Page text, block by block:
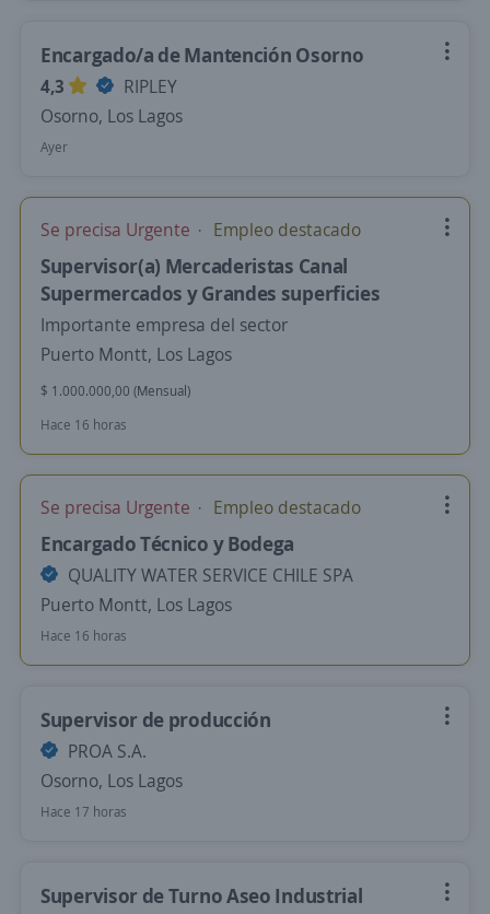
Encargado/a de Mantención Osorno
4,3
RIPLEY
Osorno, Los Lagos
Ayer
Se precisa Urgente Empleo destacado
Supervisor(a) Mercaderistas Canal
Supermercados y Grandes superficies
Importante empresa del sector
Puerto Montt, Los Lagos
$ 1.000.000,00 (Mensual)
Hace 16 horas
Se precisa Urgente Empleo destacado
Encargado Técnico y Bodega
QUALITY WATER SERVICE CHILE SPA
Puerto Montt, Los Lagos
Hace 16 horas
Supervisor de producción
PROA S.A.
Osorno, Los Lagos
Hace 17 horas
Supervisor de Turno Aseo Industrial